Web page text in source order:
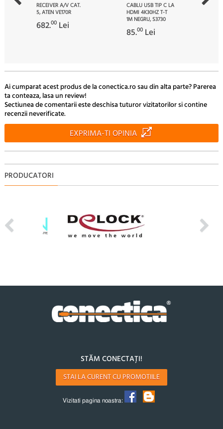
RECEIVER A/V CAT.
5, ATEN VE170R
682.00 Lei
CABLU USB TIP C LA
HDMI 4K30HZ T-T
1M NEGRU, S3730
85.00 Lei
Ai cumparat acest produs de la conectica.ro sau din alta parte? Parerea
ta conteaza, lasa un review!
Sectiunea de comentarii este deschisa tuturor vizitatorilor si contine
recenzii neverificate.
EXPRIMA-TI OPINIA
PRODUCATORI
STĂM CONECTAȚI!
STAI LA CURENT CU PROMOTIILE
Vizitati pagina noastra: